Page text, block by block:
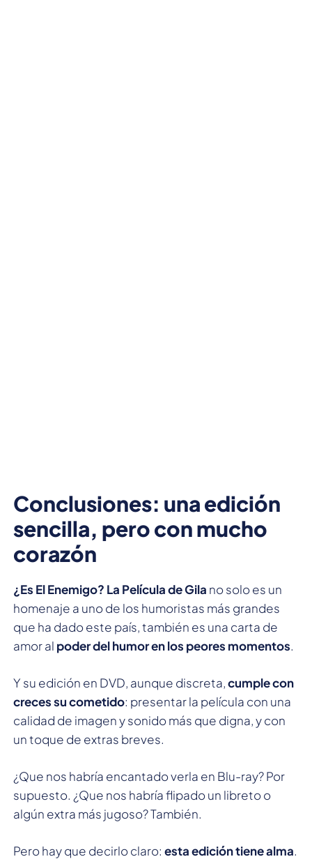
Conclusiones: una edición
sencilla, pero con mucho
corazón
¿Es El Enemigo? La Película de Gila no solo es un
homenaje a uno de los humoristas más grandes
que ha dado este país, también es una carta de
amor al poder del humor en los peores momentos.
Y su edición en DVD, aunque discreta,cumple con
creces su cometido: presentar la película con una
calidad de imagen y sonido más que digna, y con
un toque de extras breves.
¿Que nos habría encantado verla en Blu-ray? Por
supuesto. ¿Que nos habría flipado un libreto o
algún extra más jugoso? También.
Pero hay que decirlo claro: esta edición tiene alma.